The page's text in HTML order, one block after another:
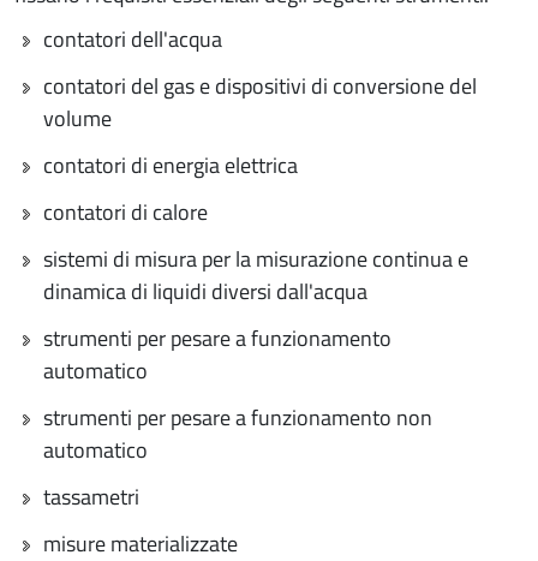
contatori dell'acqua
contatori del gas e dispositivi di conversione del
volume
contatori di energia elettrica
contatori di calore
sistemi di misura per la misurazione continua e
dinamica di liquidi diversi dall'acqua
strumenti per pesare a funzionamento
automatico
strumenti per pesare a funzionamento non
automatico
tassametri
misure materializzate